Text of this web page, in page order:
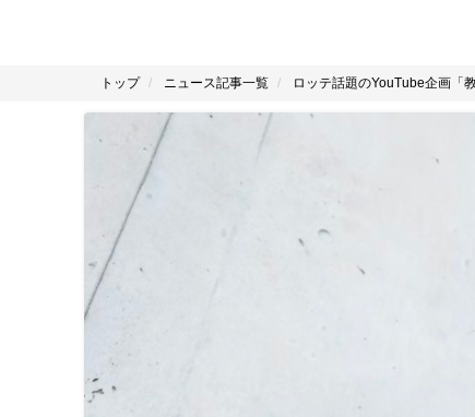
トップ ニュース記事一覧 ロッテ話題のYouTube企画「